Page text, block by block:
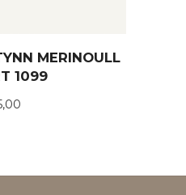
MERINOULL
1099